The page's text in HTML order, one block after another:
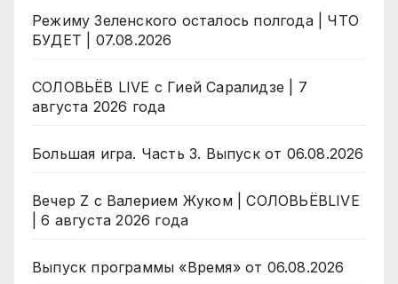
Режиму Зеленского осталось полгода | ЧТО
БУДЕТ | 07.08.2026
СОЛОВЬЁВ LIVE с Гией Саралидзе | 7
августа 2026 года
Большая игра. Часть 3. Выпуск от 06.08.2026
Вечер Z с Валерием Жуком | СОЛОВЬЁВLIVE
| 6 августа 2026 года
Выпуск программы «Время» от 06.08.2026